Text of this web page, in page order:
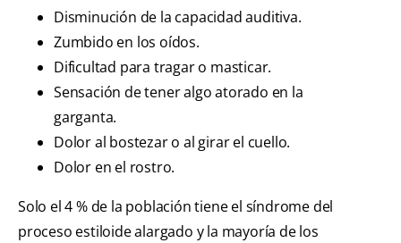
Disminución de la capacidad auditiva.
Zumbido en los oídos.
Dificultad para tragar o masticar.
Sensación de tener algo atorado en la
garganta.
Dolor al bostezar o al girar el cuello.
Dolor en el rostro.
Solo el 4 % de la población tiene el síndrome del
proceso estiloide alargado y la mayoría de los